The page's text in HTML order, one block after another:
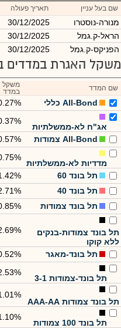
שם בעל עניין תאריך פעולה
מנורה-נוסטרו 30/12/2025
הראל-ק.גמל
30/12/2025
הפניקס-ק.גמל
30/12/2025
משקל האגרת במדדים
שם המדד
משקל
במדד
All-Bond כללי
אג"ח לא-ממשלתיות
All-Bond צמודות
מדדיות לא-ממשלתיות
תל בונד 60
תל בונד 40
תל בונד צמודות
תל בונד צמודות-בנקים
ללא קוקו
תל בונד-מאגר
תל בונד-צמודות 3-1
תל בונד צמודות AAA-AA
תל בונד 100 צמודות